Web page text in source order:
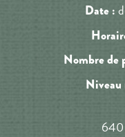
Date :
Nombre de
Niveau
640